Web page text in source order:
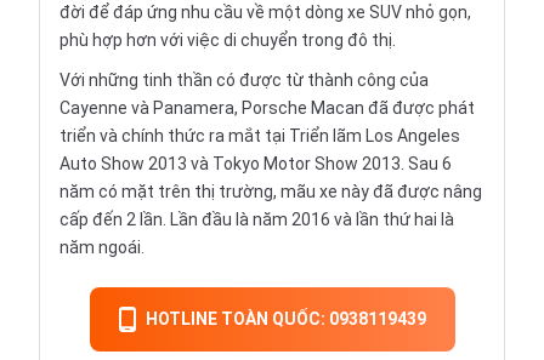
đời để đáp ứng nhu cầu về một dòng xe SUV nhỏ gọn,
phù hợp hơn với việc di chuyển trong đô thị.
Với những tinh thần có được từ thành công của
Cayenne và Panamera, Porsche Macan đã được phát
triển và chính thức ra mắt tại Triển lãm Los Angeles
Auto Show 2013 và Tokyo Motor Show 2013. Sau 6
năm có mặt trên thị trường, mãu xe này đã được nâng
cấp đến 2 lần. Lần đầu là năm 2016 và lần thứ hai là
năm ngoái.
HOTLINE TOÀN QUỐC: 0938119439